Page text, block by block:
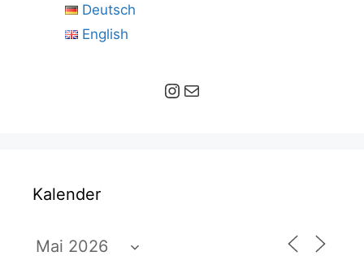
Deutsch
English
Instagram E-Mail
Kalender